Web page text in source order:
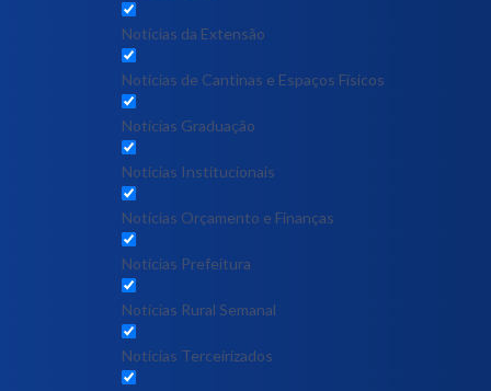
Notícias da Extensão
Notícias de Cantinas e Espaços Físicos
Notícias Graduação
Notícias Institucionais
Notícias Orçamento e Finanças
Notícias Prefeitura
Notícias Rural Semanal
Notícias Terceirizados